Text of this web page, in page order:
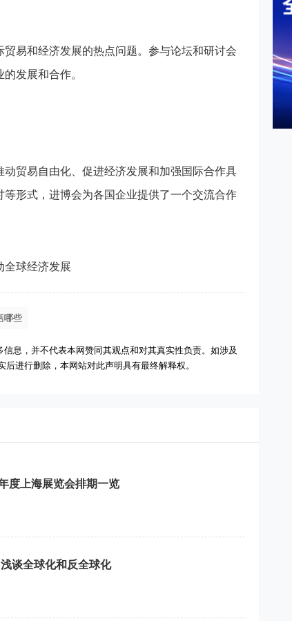
易和经济发展的热点问题。参与论坛和研讨会
发展和合作。
贸易自由化、促进经济发展和加强国际合作具
形式，进博会为各国企业提供了一个交流合作
全球经济发展
哪些
息，并不代表本网赞同其观点和对其真实性负责。如涉及
进行删除，本网站对此声明具有最终解释权。
度上海展览会排期一览
谈全球化和反全球化